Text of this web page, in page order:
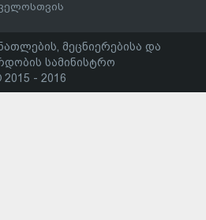
მეცნიერებისა და
სამინისტრო
2015 - 2016